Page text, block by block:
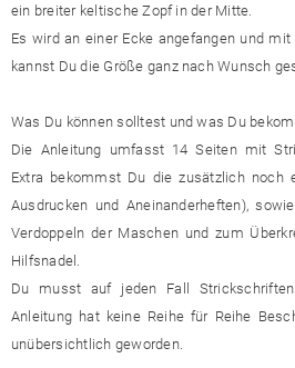
ein breiter keltische Zopf in der Mitte.
Es wird an einer Ecke angefangen und
kannst Du die Größe ganz nach Wunsch
Was Du können solltest und was Du
Die Anleitung umfasst 14 Seiten mit
Extra bekommst Du die zusätzlich noch
Ausdrucken und Aneinanderheften),
Verdoppeln der Maschen und zum
Hilfsnadel.
Du musst auf jeden Fall
Anleitung hat keine Reihe für Reihe
unübersichtlich geworden.